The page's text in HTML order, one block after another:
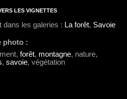
LES VIGNETTES
dans les galeries : La forêt, Savoie
photo :
forêt, montagne, nature,
, savoie, végétation